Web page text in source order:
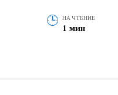
НА ЧТЕНИЕ
1 мин